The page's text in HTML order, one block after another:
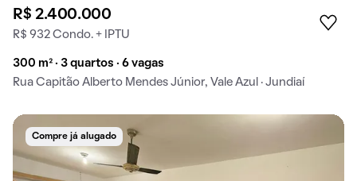
R$ 2.400.000
R$ 932 Condo. + IPTU
300 m² · 3 quartos · 6 vagas
Rua Capitão Alberto Mendes Júnior, Vale Azul · Jundiaí
Compre já alugado